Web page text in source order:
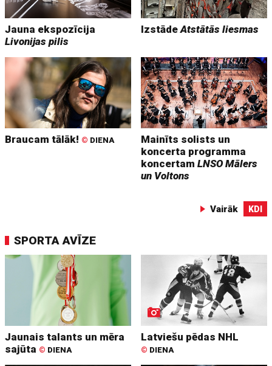
Jauna ekspozīcija
Livonijas pilis
IzstādeAtstātās liesmas
Braucam tālāk! © DIENA
Mainīts solists un
koncerta programma
koncertamLNSO Mālers
un Voltons
Vairāk KDI
SPORTA AVĪZE
Jaunais talants un mēra
sajūta © DIENA
Latviešu pēdas NHL
© DIENA